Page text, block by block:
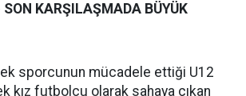
SON KARŞILAŞMADA BÜYÜK
sporcunun mücadele ettiği U12
kız futbolcu olarak sahaya çıkan